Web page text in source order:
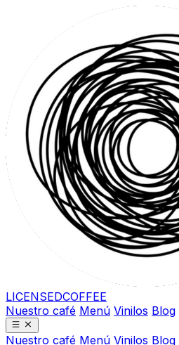
LICENSEDCOFFEE
Nuestro café Menú Vinilos Blog
Nuestro café Menú Vinilos Blog